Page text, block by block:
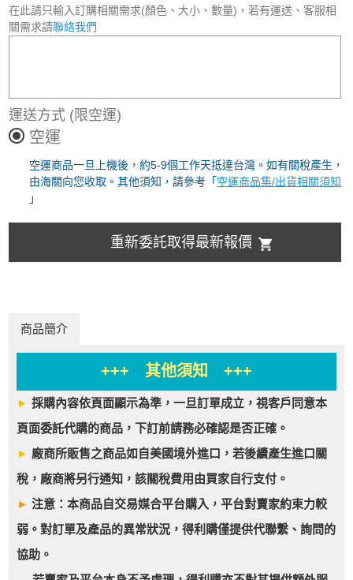
在此請只輸入訂購相關需求(顏色、大小、數量)，若有運送、客服相
關需求請聯絡我們
運送方式 (限空運)
空運
空運商品一旦上機後，約5-9個工作天抵達台灣。如有關稅產生，
由海關向您收取。其他須知，請參考「 空運商品集/出貨相關須知
」
重新委託取得最新報價
商品簡介
+++ 其他須知 +++
►採購內容依頁面顯示為準，一旦訂單成立，視客戶同意本
頁面委託代購的商品，下訂前請務必確認是否正確。
► 廠商所販售之商品如自美國境外進口，若後續產生進口關
稅，廠商將另行通知，該關稅費用由買家自行支付。
► 注意：本商品自交易媒合平台購入，平台對賣家約束力較
弱。對訂單及產品的異常狀況，得利購僅提供代聯繫、詢問的
協助。